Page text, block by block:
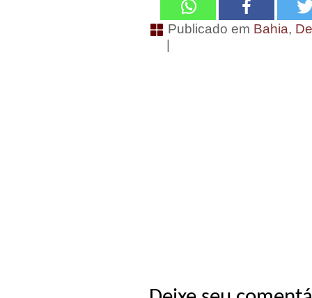
Publicado em Bahia,
|